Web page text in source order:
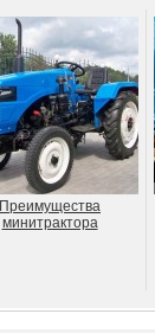
Преимущества
минитрактора